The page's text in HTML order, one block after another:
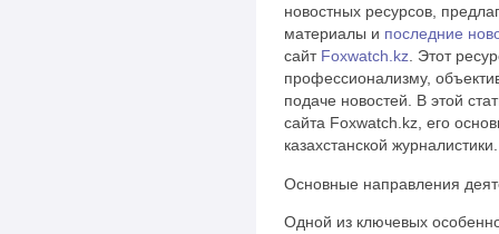
новостных ресурсов,
материалы и последние
сайт Foxwatch.kz. Этот
профессионализму,
подаче новостей. В этой
сайта Foxwatch.kz, его
казахстанской журналистики.
Основные направления
Одной из ключевых